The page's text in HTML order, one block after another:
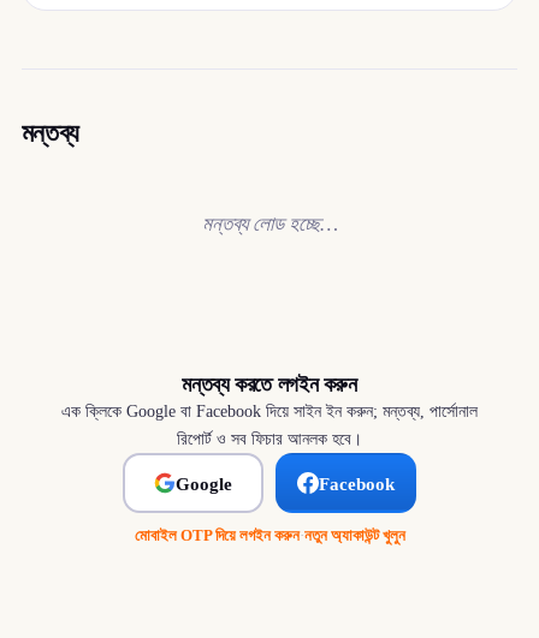
মন্তব্য
মন্তব্য লোড হচ্ছে…
মন্তব্য করতে লগইন করুন
এক ক্লিকে Google বা Facebook দিয়ে সাইন ইন করুন; মন্তব্য, পার্সোনাল
রিপোর্ট ও সব ফিচার আনলক হবে।
Google Facebook
মোবাইল OTP দিয়ে লগইন করুন·নতুন অ্যাকাউন্ট খুলুন